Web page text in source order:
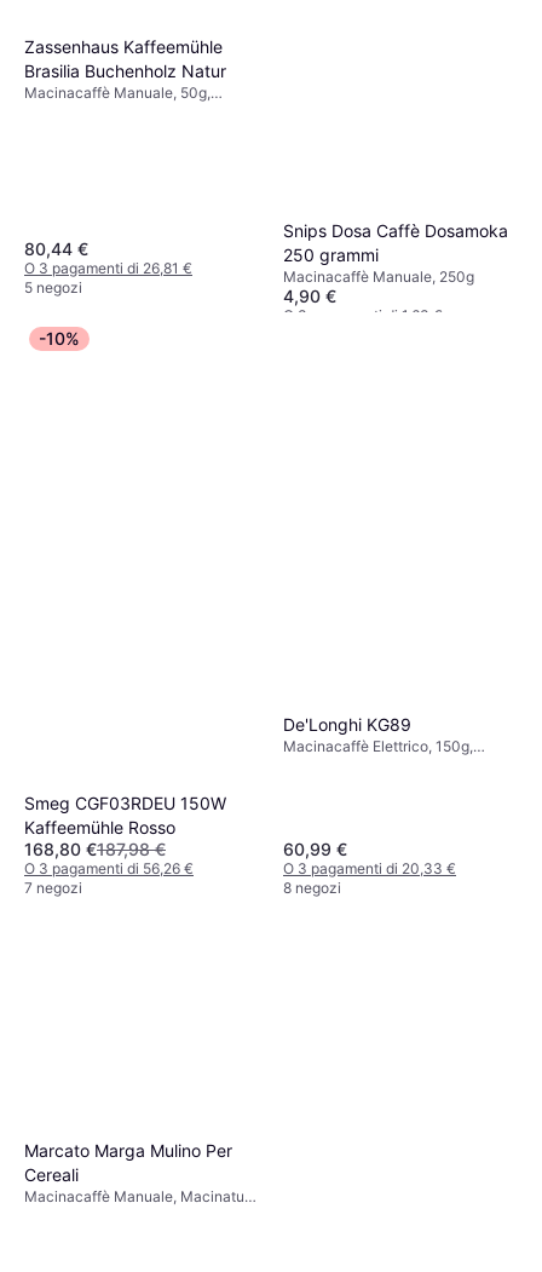
Zassenhaus Kaffeemühle
Brasilia Buchenholz Natur
Macinacaffè Manuale, 50g,
80,44 €
O 3 pagamenti di 26,81 €
5 negozi
Snips Dosa Caffè Dosamoka
250 grammi
Macinacaffè Manuale, 250g
4,90 €
O 3 pagamenti di 1,63 €
-10%
Smeg CGF03RDEU 150W
Kaffeemühle Rosso
168,80 €187,98 €
O 3 pagamenti di 56,26 €
7 negozi
De'Longhi KG89
Macinacaffè Elettrico, 150g,
60,99 €
O 3 pagamenti di 20,33 €
8 negozi
Marcato Marga Mulino Per
Cereali
Macinacaffè Manuale, Macinatura